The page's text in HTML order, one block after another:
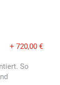
+ 720,00 €
So